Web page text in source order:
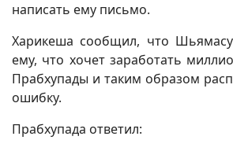
написать ему письмо.
Харикеша сообщил, что
ему, что хочет заработать
Прабхупады и таким образом
ошибку.
Прабхупада ответил: